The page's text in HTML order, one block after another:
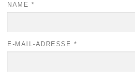
NAME *
E-MAIL-ADRESSE *